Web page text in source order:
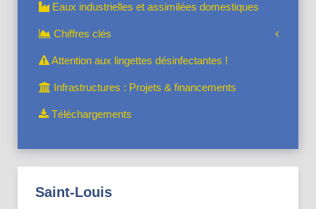
Eaux industrielles et assimilées domestiques
Chiffres clés
Attention aux lingettes désinfectantes !
Infrastructures : Projets & financements
Téléchargements
Saint-Louis